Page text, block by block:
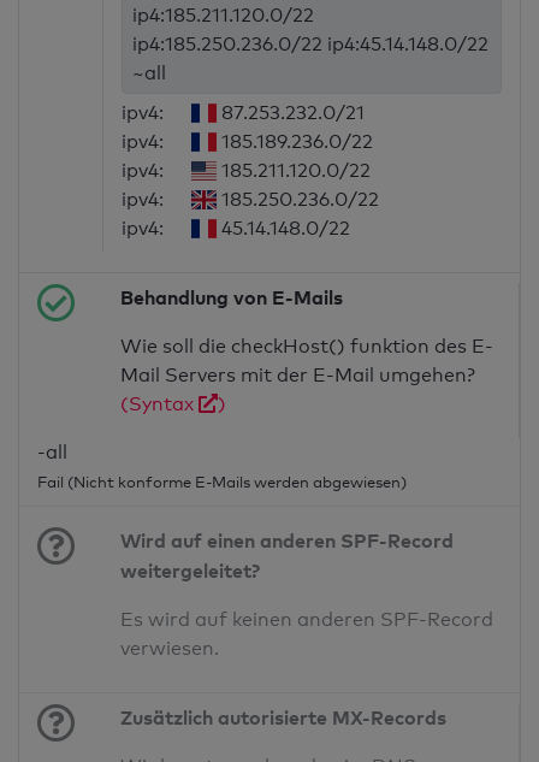
ip4:185.211.120.0/22
ip4:185.250.236.0/22 ip4:45.14.148.0/22
~all
ipv4:
87.253.232.0/21
ipv4:
185.189.236.0/22
ipv4:
185.211.120.0/22
ipv4:
185.250.236.0/22
ipv4:
45.14.148.0/22
Behandlung von E-Mails
Wie soll die checkHost() funktion des E-
Mail Servers mit der E-Mail umgehen?
(Syntax
)
-all
Fail (Nicht konforme E-Mails werden abgewiesen)
Wird auf einen anderen SPF-Record
weitergeleitet?
Es wird auf keinen anderen SPF-Record
verwiesen.
Zusätzlich autorisierte MX-Records